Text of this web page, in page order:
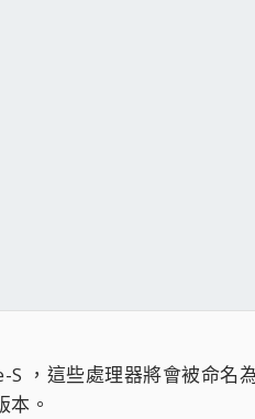
，這些處理器將會被命
本。